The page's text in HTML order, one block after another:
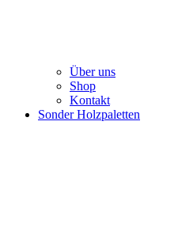
Über uns
Shop
Kontakt
Sonder Holzpaletten